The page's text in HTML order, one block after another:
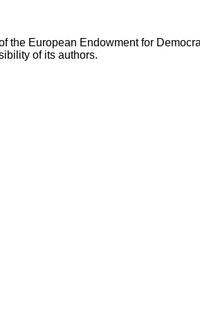
the European Endowment for
of its authors.